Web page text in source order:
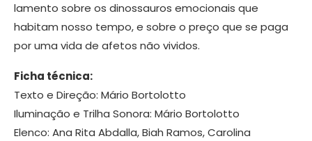
lamento sobre os dinossauros emocionais que
habitam nosso tempo, e sobre o preço que se paga
por uma vida de afetos não vividos.
Ficha técnica:
Texto e Direção: Mário Bortolotto
Iluminação e Trilha Sonora: Mário Bortolotto
Elenco: Ana Rita Abdalla, Biah Ramos, Carolina